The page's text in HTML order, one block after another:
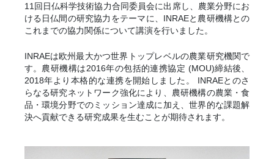
11回日仏科学技術協力合同委員会に出席し、農業分野にお
ける日仏間の研究協力をテーマに、INRAEと農研機構との
これまでの協力関係について講演を行いました。
INRAEは欧州最大かつ世界トップレベルの農業研究機関で
す。農研機構は2016年の包括的連携協定 (MOU)締結後、
2018年より本格的な連携を開始しました。 INRAEとのさ
らなる研究ネットワーク強化により、農研機構の農業・食
品・環境分野でのミッション達成に加え、世界的な課題解
決へ貢献できる研究成果を生むことが期待されます。